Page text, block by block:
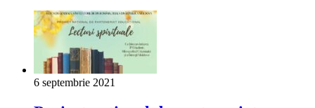
6 septembrie 2021